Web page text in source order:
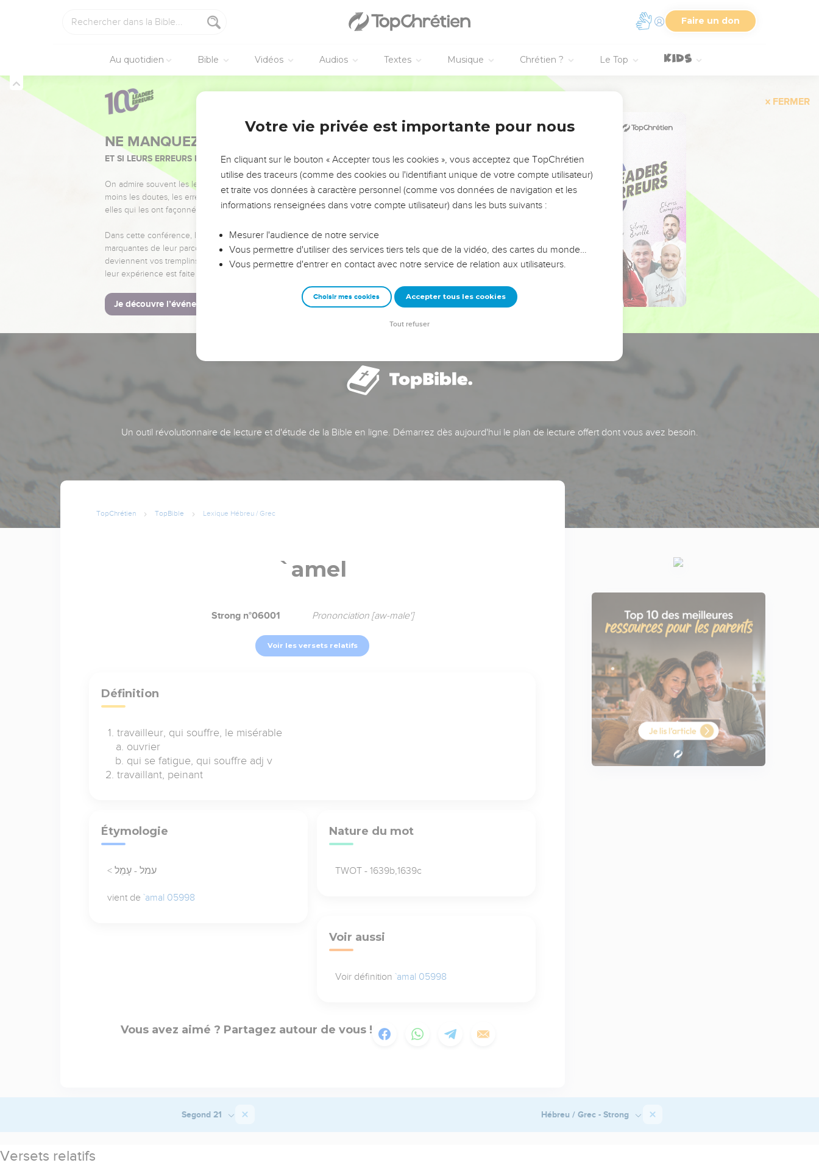
Faire un don
Au quotidien Bible Vidéos Audios Textes Musique Chrétien ? Le Top
FERMER
NE MANQUEZ PAS L’ÉVÉNEMENT DE L’ANNÉE !
ET SI LEURS ERREURS POUVAIENT VOUS ÉVITER LES VOTRES ?
On admire souvent les leaders pour leurs réussites, leur impact, leur foi ou leur vision. Mais on voit
moins les doutes, les erreurs et les saisons difficiles qu'ils ont traversés, alors même que ce sont
elles qui les ont façonnés.
Dans cette conférence, leaders, entrepreneurs, et responsables reviennent sur les erreurs
marquantes de leur parcours et les clés pour avancer avec plus de sagesse afin que leurs erreurs
deviennent vos tremplins. Que vous guidiez un ministère, une équipe, un groupe ou une famille,
leur expérience est faite pour vous.
Je découvre l’événement
Un outil révolutionnaire de lecture et d'étude de la Bible en ligne. Démarrez dès aujourd'hui le plan de lecture offert dont vous avez besoin.
TopChrétien TopBible Lexique Hébreu / Grec
`amel
Strong n°06001 Prononciation [aw-male']
Voir les versets relatifs
Définition
travailleur, qui souffre, le misérable
ouvrier
qui se fatigue, qui souffre adj v
travaillant, peinant
Étymologie
< עמל - עָמֵל
vient de `amal 05998
Nature du mot
TWOT - 1639b,1639c
Voir aussi
Voir définition `amal 05998
Vous avez aimé ? Partagez autour de vous !
Segond 21 Hébreu / Grec - Strong
Versets relatifs
Votre vie privée est importante pour nous
En cliquant sur le bouton « Accepter tous les cookies », vous acceptez que TopChrétien
utilise des traceurs (comme des cookies ou l'identifiant unique de votre compte utilisateur)
et traite vos données à caractère personnel (comme vos données de navigation et les
informations renseignées dans votre compte utilisateur) dans les buts suivants :
Mesurer l'audience de notre service
Vous permettre d'utiliser des services tiers tels que de la vidéo, des cartes du monde…
Vous permettre d'entrer en contact avec notre service de relation aux utilisateurs.
Choisir mes cookies Accepter tous les cookies
Tout refuser